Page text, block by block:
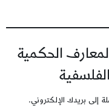
الحكمية
إلى بريدك الإلكتروني.